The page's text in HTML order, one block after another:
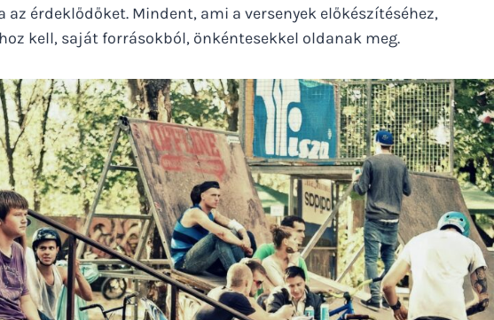
az érdeklődőket. Mindent, ami a versenyek előkészítéséhez,
kell, saját forrásokból, önkéntesekkel oldanak meg.